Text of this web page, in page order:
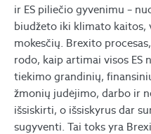
ir ES piliečio gyvenimu –
biudžeto iki klimato kaitos,
mokesčių. Brexito
rodo, kaip artimai visos ES
tiekimo grandinių,
žmonių judėjimo, darbo ir
išsiskirti, o išsiskyrus dar
sugyventi. Tai toks yra